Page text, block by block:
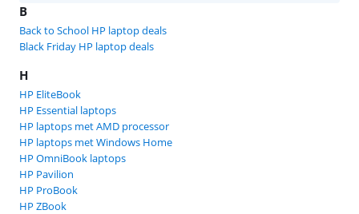
B
Back to School HP laptop deals
Black Friday HP laptop deals
H
HP EliteBook
HP Essential laptops
HP laptops met AMD processor
HP laptops met Windows Home
HP OmniBook laptops
HP Pavilion
HP ProBook
HP ZBook